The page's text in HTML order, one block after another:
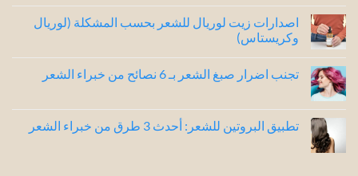
الجاف
..
افضل
4
أصدارات
تعليقات
على
منتجات
كريستاس
للشعر
المجعد
اصدارات زيت لوريال للشعر بحسب المشكلة (لوريال
وكريستاس)
تعليقات
على
للشعر
بحسب
تجنب اضرار صبغ الشعر بـ 6 نصائح من خبراء الشعر
تعليقات
على
تجنب
تطبيق البروتين للشعر: أحدث 3 طرق من خبراء الشعر